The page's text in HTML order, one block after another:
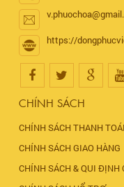
https://
CHÍNH SÁCH
CHÍNH SÁCH THANH
CHÍNH SÁCH GIAO HÀNG
CHÍNH SÁCH & QUI ĐỊNH